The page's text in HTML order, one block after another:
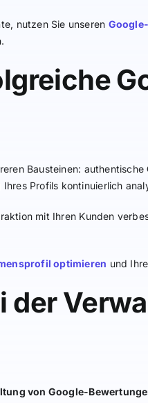
nutzen Sie unseren
Bausteinen: authentische
Profils kontinuierlich
mit Ihren Kunden
optimieren und
von Google-